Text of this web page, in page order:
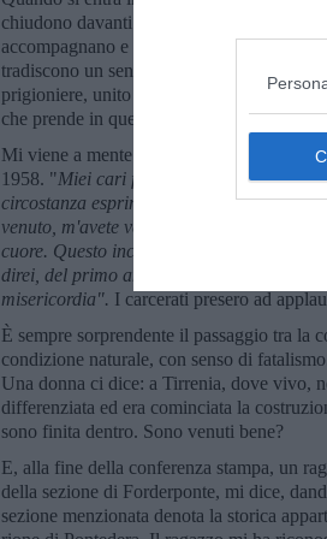
chiudono davanti e dietro di te. Così
accompagnano e ti seguono. Poi gli
tradiscono un senso di smarrimento, come
prigioniere, unito alla voglia di
che prende in quei luoghi.
Mi viene a mente papa Giovanni XXIII, il
1958. "Miei cari figlioli e cari fratelli,
circostanza esprime quanto nella casa
venuto, m'avete veduto: io ho messo i
cuore. Questo incontro, siate pur sicuri,
direi, del primo anno di quello chiamato il
misericordia". I carcerati presero ad
È sempre sorprendente il passaggio tra la
condizione naturale, con senso di
Una donna ci dice: a Tirrenia, dove vivo,
differenziata ed era cominciata la
sono finita dentro. Sono venuti bene?
E, alla fine della conferenza stampa, un
della sezione di Forderponte, mi dice,
sezione menzionata denota la storica